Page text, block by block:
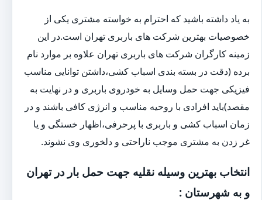
به یاد داشته باشید که احترام به خواسته مشتری یکی از
خصوصیات بهترین شرکت های باربری تهران است.در این
زمینه کارگران شرکت های باربری تهران علاوه بر موارد نام
برده (دقت در بسته بندی اسباب کشی،داشتن توانایی مناسب
فیزیکی جهت حمل وسایل به خودروی باربری و در نهایت به
مقصد)باید افرادی با روحیه مناسب و انرژی کافی باشند و در
زمان اسباب کشی و باربری با پرحرفی،اظهار خستگی و یا
غر زدن به مشتری موجب ناراحتی و دلخوری وی نشوند.
انتخاب بهترین وسیله نقلیه جهت حمل بار در تهران
و به شهرستان :